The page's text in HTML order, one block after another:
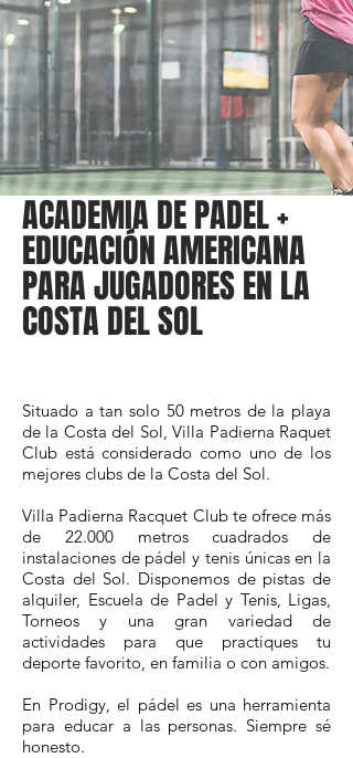
ACADEMIA DE PADEL +
EDUCACIÓN AMERICANA
PARA JUGADORES EN LA
COSTA DEL SOL
Situado a tan solo 50 metros de la playa
de la Costa del Sol, Villa Padierna Raquet
Club está considerado como uno de los
mejores clubs de la Costa del Sol.
Villa Padierna Racquet Club te ofrece más
de 22.000 metros cuadrados de
instalaciones de pádel y tenis únicas en la
Costa del Sol. Disponemos de pistas de
alquiler, Escuela de Padel y Tenis, Ligas,
Torneos y una gran variedad de
actividades para que practiques tu
deporte favorito, en familia o con amigos.
En Prodigy, el pádel es una herramienta
para educar a las personas. Siempre sé
honesto.